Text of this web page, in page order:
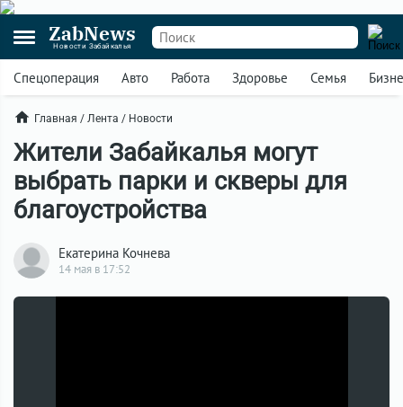
ZabNews
Новости Забайкалья
Спецоперация Авто Работа Здоровье Семья
Главная / Лента / Новости
Жители Забайкалья могут
выбрать парки и скверы для
благоустройства
Екатерина Кочнева
14 мая в 17:52